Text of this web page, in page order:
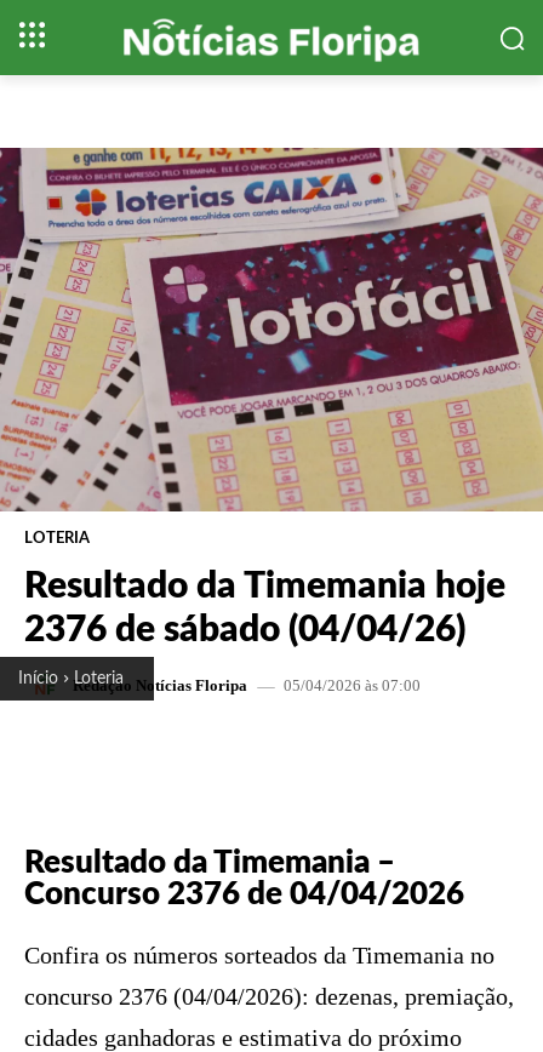
Início Loteria
LOTERIA
Resultado da Timemania hoje
2376 de sábado (04/04/26)
Redação Notícias Floripa 05/04/2026 às 07:00
Resultado da Timemania –
Concurso 2376 de 04/04/2026
Confira os números sorteados da Timemania no
concurso 2376 (04/04/2026): dezenas, premiação,
cidades ganhadoras e estimativa do próximo